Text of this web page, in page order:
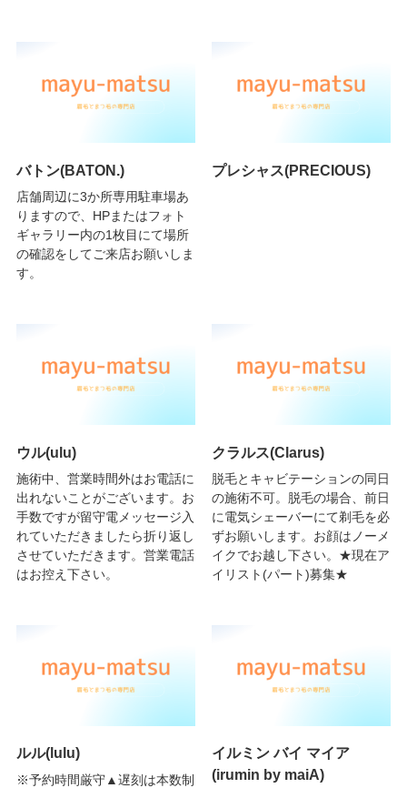
バトン(BATON.)
店舗周辺に3か所専用駐車場あ
りますので、HPまたはフォト
ギャラリー内の1枚目にて場所
の確認をしてご来店お願いしま
す。
プレシャス(PRECIOUS)
ウル(ulu)
施術中、営業時間外はお電話に
出れないことがございます。お
手数ですが留守電メッセージ入
れていただきましたら折り返し
させていただきます。営業電話
はお控え下さい。
クラルス(Clarus)
脱毛とキャビテーションの同日
の施術不可。脱毛の場合、前日
に電気シェーバーにて剃毛を必
ずお願いします。お顔はノーメ
イクでお越し下さい。★現在ア
イリスト(パート)募集★
ルル(lulu)
※予約時間厳守▲遅刻は本数制
イルミン バイ マイア
(irumin by maiA)